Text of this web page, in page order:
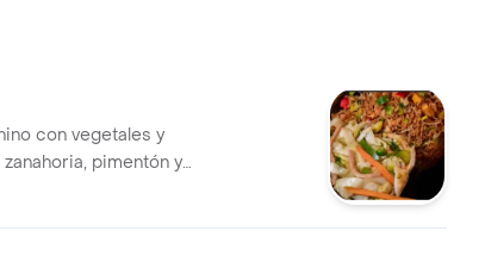
con vegetales y
pimentón y